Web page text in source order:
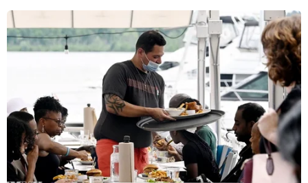
Thủ tướng Nguyễn Tấn Dũng tới Mỹ tham dự Hội nghị Cấp cao
đặc biệt ASEAN-Hoa Kỳ. (Ảnh: Đức Tám/TTXVN)
Chiều 15/2 theo giờ địa phương (sáng 16/2 theo
giờ Việt Nam), Tổng thống Mỹ Barack Obama và